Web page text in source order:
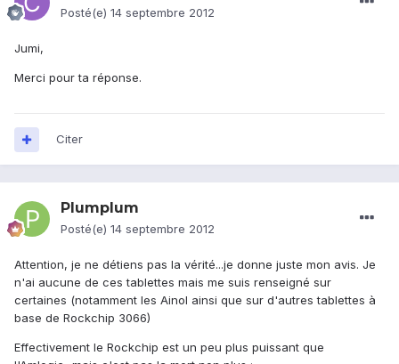
Posté(e) 14 septembre 2012
Jumi,
Merci pour ta réponse.
Citer
Plumplum
Posté(e) 14 septembre 2012
Attention, je ne détiens pas la vérité...je donne juste mon avis. Je
n'ai aucune de ces tablettes mais me suis renseigné sur
certaines (notamment les Ainol ainsi que sur d'autres tablettes à
base de Rockchip 3066)
Effectivement le Rockchip est un peu plus puissant que